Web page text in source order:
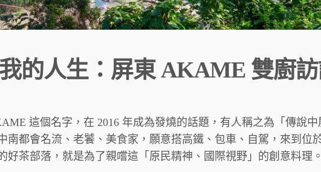
的人生：屏東 AKAME 雙廚訪
這個名字，在 2016 年成為發燒的話題，有人稱之為「傳說
南都會名流、老饕、美食家，願意搭高鐵、包車、自駕，來到位
好茶部落，就是為了親嚐這「原民精神、國際視野」的創意料理。